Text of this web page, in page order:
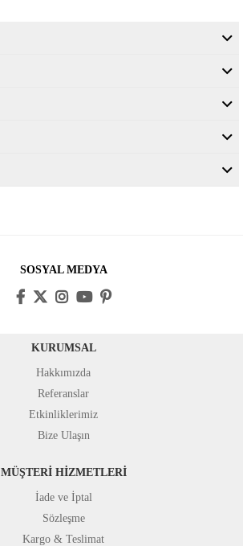
SOSYAL MEDYA
KURUMSAL
Hakkımızda
Referanslar
Etkinliklerimiz
Bize Ulaşın
MÜŞTERİ HİZMETLERİ
İade ve İptal
Sözleşme
Kargo & Teslimat